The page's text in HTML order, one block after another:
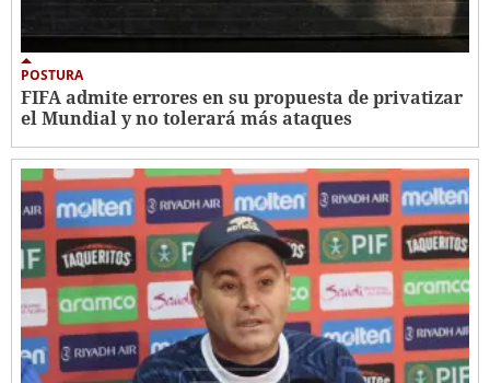
POSTURA
FIFA admite errores en su propuesta de privatizar
el Mundial y no tolerará más ataques